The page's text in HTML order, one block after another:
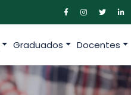
Graduados Docentes